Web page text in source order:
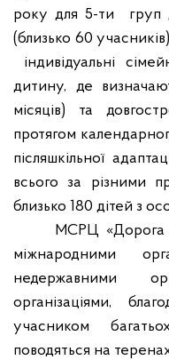
року для 5-ти
груп
(близько 60
індивідуальні
дитину, де
місяців) та
протягом
післяшкільної
всього за різними
близько 180 дітей з
МСРЦ «Дорога
міжнародними
недержавними
організаціями,
учасником
поводяться на